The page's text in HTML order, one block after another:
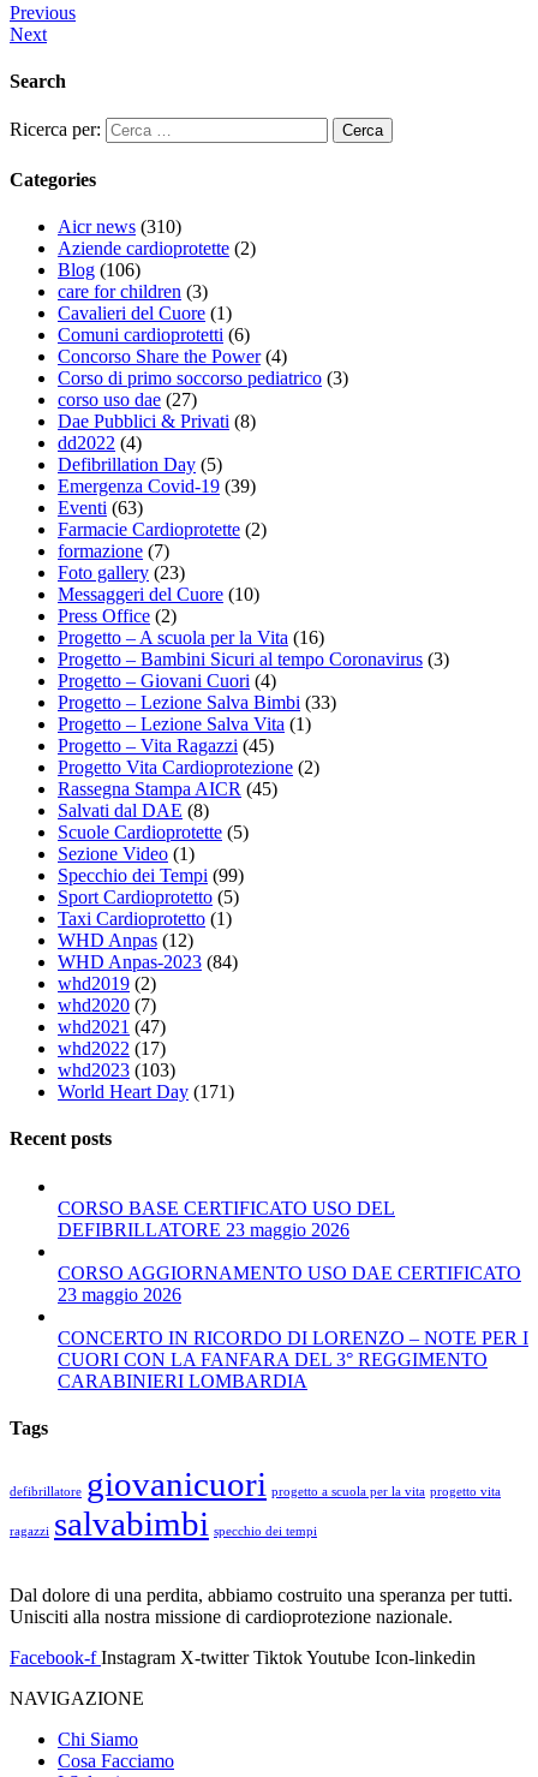
Previous
Next
Search
Ricerca per:
Categories
Aicr news (310)
Aziende cardioprotette (2)
Blog (106)
care for children (3)
Cavalieri del Cuore (1)
Comuni cardioprotetti (6)
Concorso Share the Power(4)
Corso di primo soccorso pediatrico (3)
corso uso dae (27)
Dae Pubblici & Privati (8)
dd2022 (4)
Defibrillation Day (5)
Emergenza Covid-19 (39)
Eventi (63)
Farmacie Cardioprotette (2)
formazione (7)
Foto gallery (23)
Messaggeri del Cuore (10)
Press Office (2)
Progetto – A scuola per la Vita (16)
Progetto – Bambini Sicuri al tempo Coronavirus (3)
Progetto – Giovani Cuori (4)
Progetto – Lezione Salva Bimbi (33)
Progetto – Lezione Salva Vita (1)
Progetto – Vita Ragazzi (45)
Progetto Vita Cardioprotezione (2)
Rassegna Stampa AICR (45)
Salvati dal DAE (8)
Scuole Cardioprotette (5)
Sezione Video (1)
Specchio dei Tempi (99)
Sport Cardioprotetto (5)
Taxi Cardioprotetto (1)
WHD Anpas (12)
WHD Anpas-2023 (84)
whd2019 (2)
whd2020 (7)
whd2021 (47)
whd2022 (17)
whd2023 (103)
World Heart Day (171)
Recent posts
CORSO BASE CERTIFICATO USO DEL
DEFIBRILLATORE 23 maggio 2026
CORSO AGGIORNAMENTO USO DAE CERTIFICATO
23 maggio 2026
CONCERTO IN RICORDO DI LORENZO – NOTE PER I
CUORI CON LA FANFARA DEL 3° REGGIMENTO
CARABINIERI LOMBARDIA
Tags
defibrillatore giovanicuori progetto a scuola per la vita progetto vita
ragazzi salvabimbi specchio dei tempi
Dal dolore di una perdita, abbiamo costruito una speranza per tutti.
Unisciti alla nostra missione di cardioprotezione nazionale.
Facebook-f Instagram X-twitter TiktokYoutube Icon-linkedin
NAVIGAZIONE
Chi Siamo
Cosa Facciamo